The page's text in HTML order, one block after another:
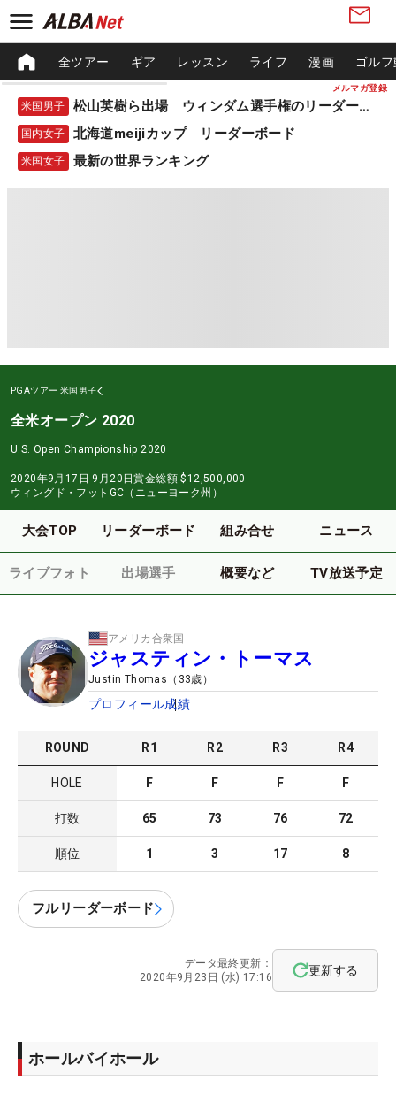
メルマガ登録
全ツアー ギア レッスン ライフ 漫画 ゴル
米国男子 松山英樹ら出場 ウィンダム選手権のリーダーボード
国内女子 北海道meijiカップ リーダーボード
米国女子 最新の世界ランキング
PGAツアー 米国男子
全米オープン 2020
U.S. Open Championship 2020
2020年9月17日-9月20日賞金総額 $12,500,000
ウィングド・フットGC（ニューヨーク州）
大会TOP リーダーボード 組み合せ ニュース
ライブフォト 出場選手 概要など TV放送予定
アメリカ合衆国
ジャスティン・トーマス
Justin Thomas （ 33歳）
プロフィール成績
ROUND R1 R2 R3 R4
HOLE F F F F
打数 65 73 76 72
順位 1 3 17 8
フルリーダーボード
データ最終更新：
2020年9月23日 (水) 17:16
更新する
ホールバイホール